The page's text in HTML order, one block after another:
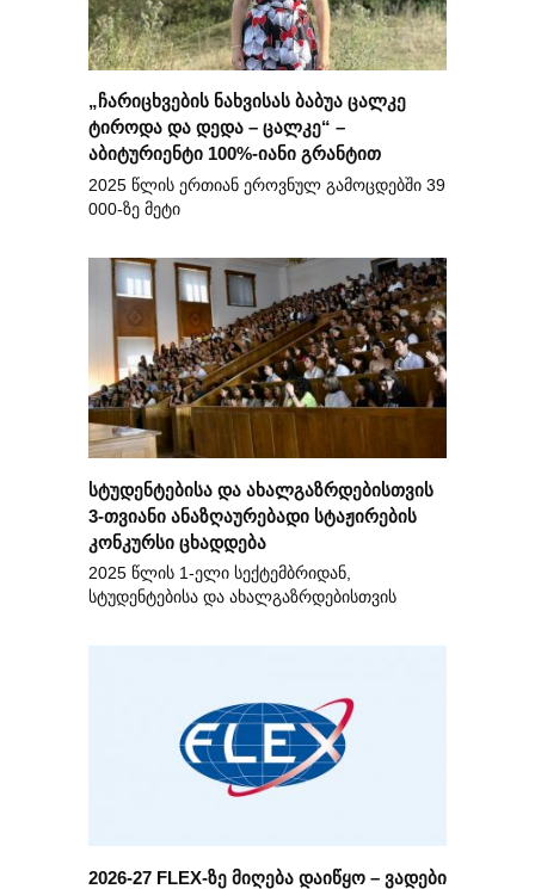
„ჩარიცხვების ნახვისას ბაბუა ცალკე
ტიროდა და დედა – ცალკე“ –
აბიტურიენტი 100%-იანი გრანტით
2025 წლის ერთიან ეროვნულ გამოცდებში 39
000-ზე მეტი
სტუდენტებისა და ახალგაზრდებისთვის
3-თვიანი ანაზღაურებადი სტაჟირების
კონკურსი ცხადდება
2025 წლის 1-ელი სექტემბრიდან,
სტუდენტებისა და ახალგაზრდებისთვის
2026-27 FLEX-ზე მიღება დაიწყო – ვადები